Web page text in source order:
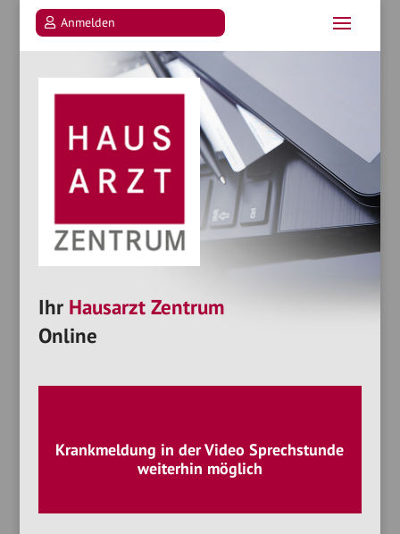
Anmelden
Ihr Hausarzt Zentrum
Online
Krankmeldung in derVideo Sprechstunde
weiterhin möglich